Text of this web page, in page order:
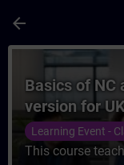
arrow_back
Kurs -
Basics of NC
version for
Learning Event -
This course